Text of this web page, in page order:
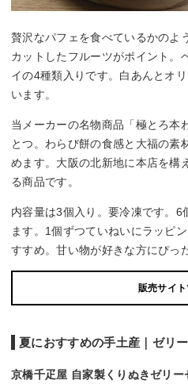
贅沢なパフェを食べているかのよ
カットしたフルーツがポイント。
イの4種類入りです。白あんとオ
います。
当メーカーの名物商品「極とろ本
とつ。わらび餅の食感と大福の素
めます。大阪の北新地に本店を構
る商品です。
内容量は3個入り。要冷凍です。
ます。1個ずつていねいにラッピ
すすめ。甘い物が好きな方にぴっ
販売サイ
夏におすすめの手土産｜ゼリー
京橋千疋屋 自家製くりぬきゼリー